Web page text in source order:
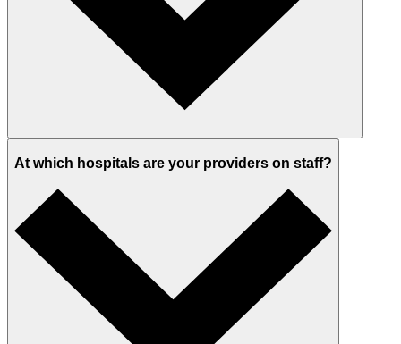
At which hospitals are your providers on staff?